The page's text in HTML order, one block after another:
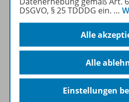
Beschreibung
DSGVO, § 25 TDDDG ein. …
Alle
Alle
Einstellungen